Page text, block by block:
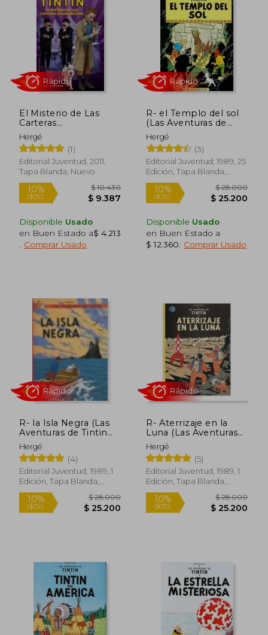
con exposiciones, adaptaciones y
estudios sobre su legado artístico. Su
capacidad para unir narración y dibujo con
precisión y sensibilidad lo consagró como
uno de los grandes maestros del cómic
moderno. Casado en dos ocasiones y
apasionado también por el arte
contemporáneo, dejó una huella
imborrable en la cultura visual del siglo XX,
más queridas y estudiadas de la historia de
El Misterio de Las
Carteras
Desaparecidas
Hergé
(1)
Editorial Juventud, 2011,
Tapa Blanda, Nuevo
Rápido
Disponible Usado
en Buen Estado a$ 4.213
Comprar Usado
R- el Templo del sol
(Las Aventuras de
Tintin Rustica)
Hergé
(3)
Editorial Juventud, 1989, 25
Edición, Tapa Blanda,
Nuevo
Rápido
Disponible Usado
en Buen Estado a
$ 12.360
Comprar Usado
R- la Isla Negra (Las
Aventuras de Tintin
Rustica)
Hergé
(4)
Editorial Juventud, 1989, 1
Edición, Tapa Blanda,
Nuevo
10%
dcto.
$ 28.000
$ 25.200
Rápido
R- Aterrizaje en la
Luna (Las Aventuras
de Tintin Rustica)
Hergé
(5)
Editorial Juventud, 1989, 1
Edición, Tapa Blanda,
Nuevo
10%
dcto.
Rápido